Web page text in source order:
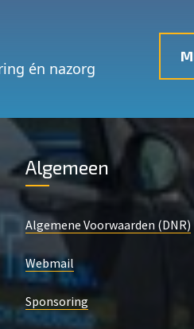
én nazorg
Algemeen
Algemene Voorwaarden (DNR)
Webmail
Sponsoring